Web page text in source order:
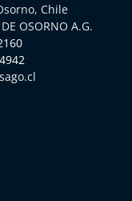
Chile
OSORNO A.G.